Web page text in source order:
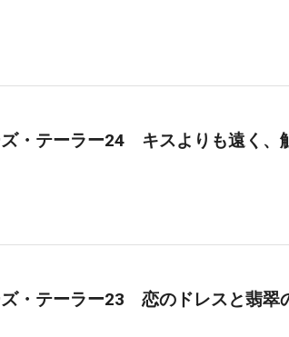
・テーラー24 キスよりも遠く、
・テーラー23 恋のドレスと翡翠